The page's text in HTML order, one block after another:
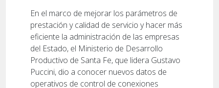
En el marco de mejorar los parámetros de
prestación y calidad de servicio y hacer más
eficiente la administración de las empresas
del Estado, el Ministerio de Desarrollo
Productivo de Santa Fe, que lidera Gustavo
Puccini, dio a conocer nuevos datos de
operativos de control de conexiones